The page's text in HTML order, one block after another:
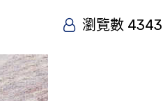
瀏覽數 4343